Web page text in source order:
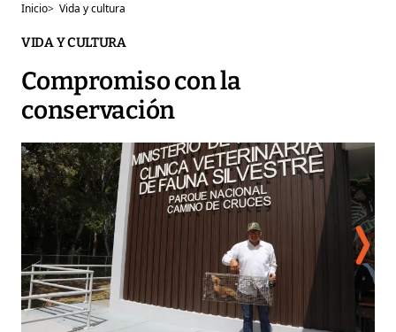
Inicio> Vida y cultura
VIDA Y CULTURA
Compromiso con la
conservación